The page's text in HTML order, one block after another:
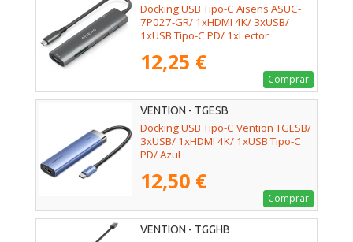
Docking USB Tipo-C Aisens ASUC-
7P027-GR/ 1xHDMI 4K/ 3xUSB/
1xUSB Tipo-C PD/ 1xLector
12,25 €
Comprar
VENTION - TGESB
Docking USB Tipo-C Vention TGESB/
3xUSB/ 1xHDMI 4K/ 1xUSB Tipo-C
PD/ Azul
12,50 €
Comprar
VENTION - TGGHB